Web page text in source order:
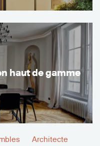
haut de gamme
Architecte